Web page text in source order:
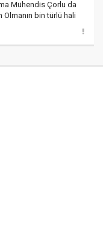
Mühendis Çorlu da
bin türlü hali